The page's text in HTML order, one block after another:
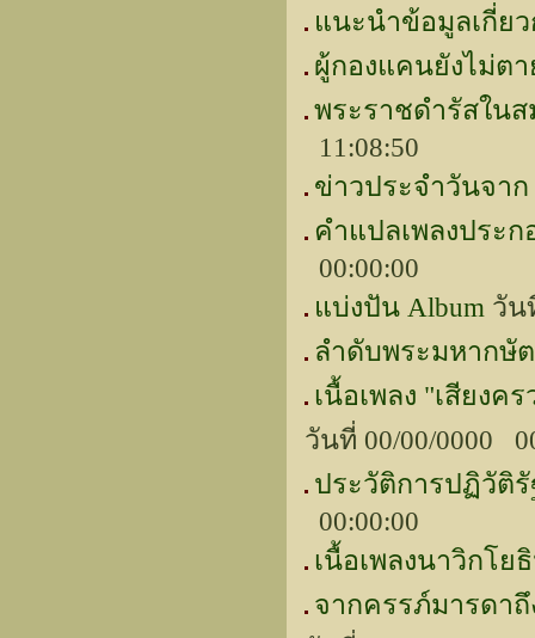
แนะนำข้อมูลเกี่ย
ผู้กองแคนยังไม่ต
พระราชดำรัสใน
11:08:50
ข่าวประจำวันจาก
คำแปลเพลงประ
00:00:00
แบ่งปัน Album วัน
ลำดับพระมหากษั
เนื้อเพลง "เสียงค
วันที่ 00/00/0000
ประวัติการปฏิวัติ
00:00:00
เนื้อเพลงนาวิกโย
จากครรภ์มารดา